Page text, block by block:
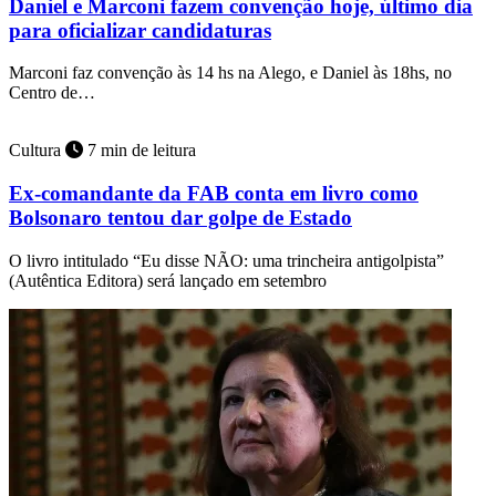
Daniel e Marconi fazem convenção hoje, último dia
para oficializar candidaturas
Marconi faz convenção às 14 hs na Alego, e Daniel às 18hs, no
Centro de…
Cultura 7 min de leitura
Ex-comandante da FAB conta em livro como
Bolsonaro tentou dar golpe de Estado
O livro intitulado “Eu disse NÃO: uma trincheira antigolpista”
(Autêntica Editora) será lançado em setembro